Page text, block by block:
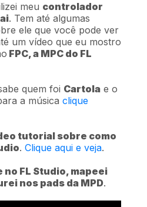
meu controlador
. Tem até algumas
ele que você pode ver
um vídeo que eu mostro
FPC, a MPC do FL
quem foi Cartola e o
a música clique
tutorial sobre como
. Clique aqui e veja.
FL Studio, mapeei
nos pads da MPD.